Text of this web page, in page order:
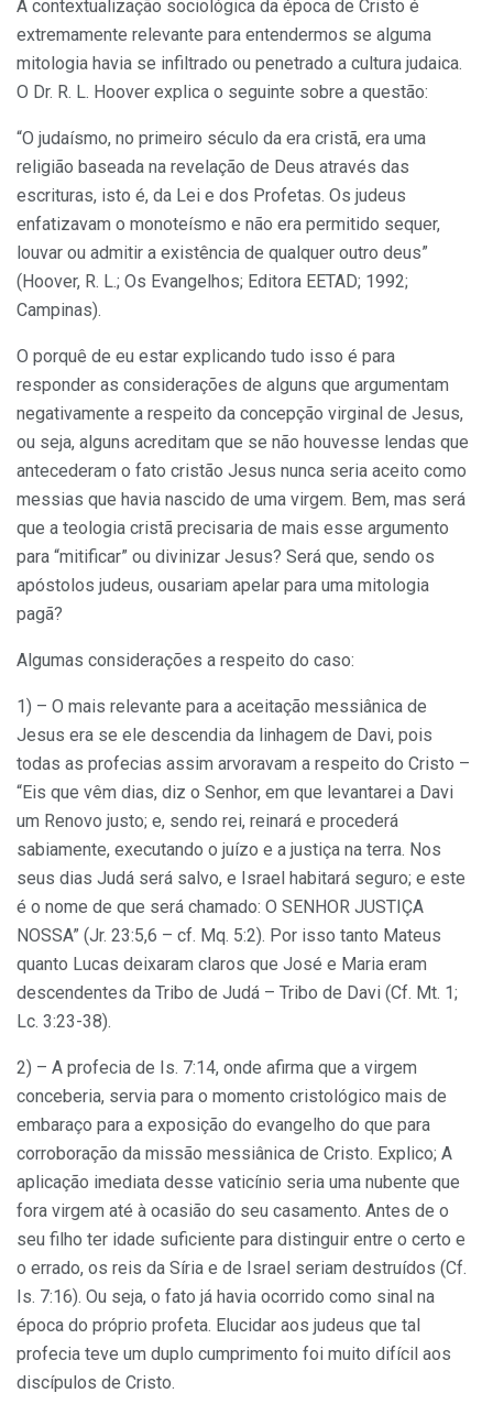
A contextualização sociológica da época de Cristo é
extremamente relevante para entendermos se alguma
mitologia havia se infiltrado ou penetrado a cultura judaica.
O Dr. R. L. Hoover explica o seguinte sobre a questão:
“O judaísmo, no primeiro século da era cristã, era uma
religião baseada na revelação de Deus através das
escrituras, isto é, da Lei e dos Profetas. Os judeus
enfatizavam o monoteísmo e não era permitido sequer,
louvar ou admitir a existência de qualquer outro deus”
(Hoover, R. L.; Os Evangelhos; Editora EETAD; 1992;
Campinas).
O porquê de eu estar explicando tudo isso é para
responder as considerações de alguns que argumentam
negativamente a respeito da concepção virginal de Jesus,
ou seja, alguns acreditam que se não houvesse lendas que
antecederam o fato cristão Jesus nunca seria aceito como
messias que havia nascido de uma virgem. Bem, mas será
que a teologia cristã precisaria de mais esse argumento
para “mitificar” ou divinizar Jesus? Será que, sendo os
apóstolos judeus, ousariam apelar para uma mitologia
pagã?
Algumas considerações a respeito do caso:
1) – O mais relevante para a aceitação messiânica de
Jesus era se ele descendia da linhagem de Davi, pois
todas as profecias assim arvoravam a respeito do Cristo –
“Eis que vêm dias, diz o Senhor, em que levantarei a Davi
um Renovo justo; e, sendo rei, reinará e procederá
sabiamente, executando o juízo e a justiça na terra. Nos
seus dias Judá será salvo, e Israel habitará seguro; e este
é o nome de que será chamado: O SENHOR JUSTIÇA
NOSSA” (Jr. 23:5,6 – cf. Mq. 5:2). Por isso tanto Mateus
quanto Lucas deixaram claros que José e Maria eram
descendentes da Tribo de Judá – Tribo de Davi (Cf. Mt. 1;
Lc. 3:23-38).
2) – A profecia de Is. 7:14, onde afirma que a virgem
conceberia, servia para o momento cristológico mais de
embaraço para a exposição do evangelho do que para
corroboração da missão messiânica de Cristo. Explico; A
aplicação imediata desse vaticínio seria uma nubente que
fora virgem até à ocasião do seu casamento. Antes de o
seu filho ter idade suficiente para distinguir entre o certo e
o errado, os reis da Síria e de Israel seriam destruídos (Cf.
Is. 7:16). Ou seja, o fato já havia ocorrido como sinal na
época do próprio profeta. Elucidar aos judeus que tal
profecia teve um duplo cumprimento foi muito difícil aos
discípulos de Cristo.